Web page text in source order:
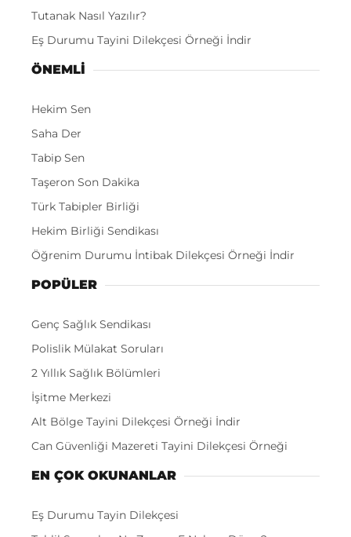
Tutanak Nasıl Yazılır?
Eş Durumu Tayini Dilekçesi Örneği İndir
ÖNEMLI
Hekim Sen
Saha Der
Tabip Sen
Taşeron Son Dakika
Türk Tabipler Birliği
Hekim Birliği Sendikası
Öğrenim Durumu İntibak Dilekçesi Örneği İndir
POPÜLER
Genç Sağlık Sendikası
Polislik Mülakat Soruları
2 Yıllık Sağlık Bölümleri
İşitme Merkezi
Alt Bölge Tayini Dilekçesi Örneği İndir
Can Güvenliği Mazereti Tayini Dilekçesi Örneği
EN ÇOK OKUNANLAR
Eş Durumu Tayin Dilekçesi